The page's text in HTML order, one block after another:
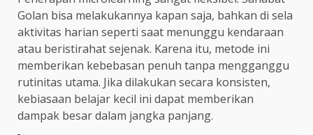
Golan bisa melakukannya kapan saja, bahkan di sela
aktivitas harian seperti saat menunggu kendaraan
atau beristirahat sejenak. Karena itu, metode ini
memberikan kebebasan penuh tanpa mengganggu
rutinitas utama. Jika dilakukan secara konsisten,
kebiasaan belajar kecil ini dapat memberikan
dampak besar dalam jangka panjang.